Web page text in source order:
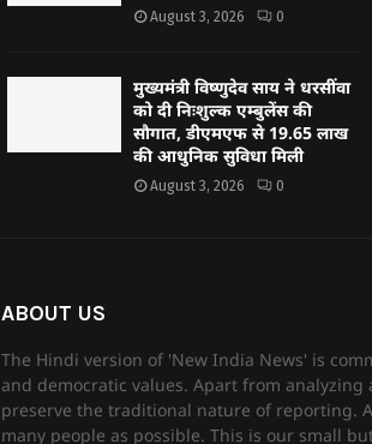
August 3, 2026 0
मुख्यमंत्री विष्णुदेव साय ने धरसींवा
को दी निःशुल्क एम्बुलेंस की
सौगात, डीएमएफ से 19.65 लाख
की आधुनिक सुविधा मिली
August 3, 2026 0
ABOUT US
The Hindi version of 'New India News' is
and democratic values. Apart from
preserve the traditional nature of reporting.
many people as possible. This is our small